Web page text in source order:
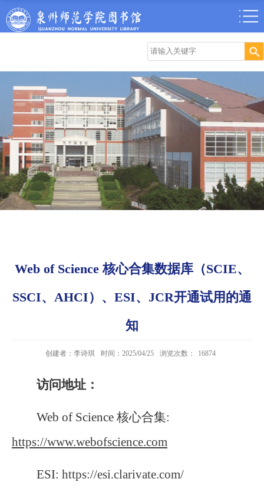
Web of Science 核心合集数据库（SCIE、
SSCI、AHCI）、ESI、JCR开通试用的通
知
创建者：李诗琪 时间：2025/04/25 浏览次数： 16874
访问地址：
Web of Science 核心合集:
https://www.webofscience.com
ESI: https://esi.clarivate.com/